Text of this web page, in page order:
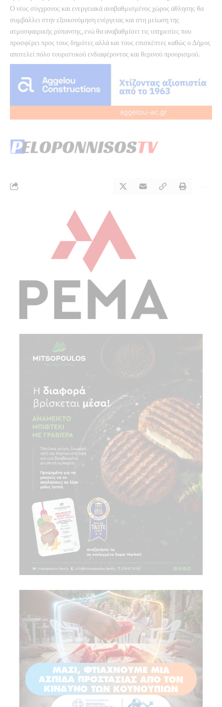
Ο νέος σύγχρονος και ενεργειακά αναβαθμισμένος χώρος άθλησης θα
συμβάλλει στην εξοικονόμηση ενέργειας και στη μείωση της
ατμοσφαιρικής ρύπανσης, ενώ θα αναβαθμίσει τις υπηρεσίες που
προσφέρει προς τους δημότες αλλά και τους επισκέπτες καθώς ο Δήμος
αποτελεί πόλο τουριστικού ενδιαφέροντος και θερινού προορισμού.